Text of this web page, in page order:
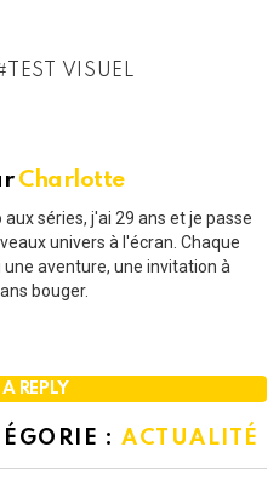
TEST VISUEL
Charlotte
séries, j'ai 29 ans et je passe
univers à l'écran. Chaque
aventure, une invitation à
bouger.
REPLY
: ACTUALITÉ